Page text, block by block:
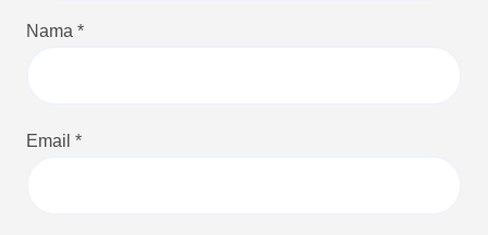
Nama *
Email *